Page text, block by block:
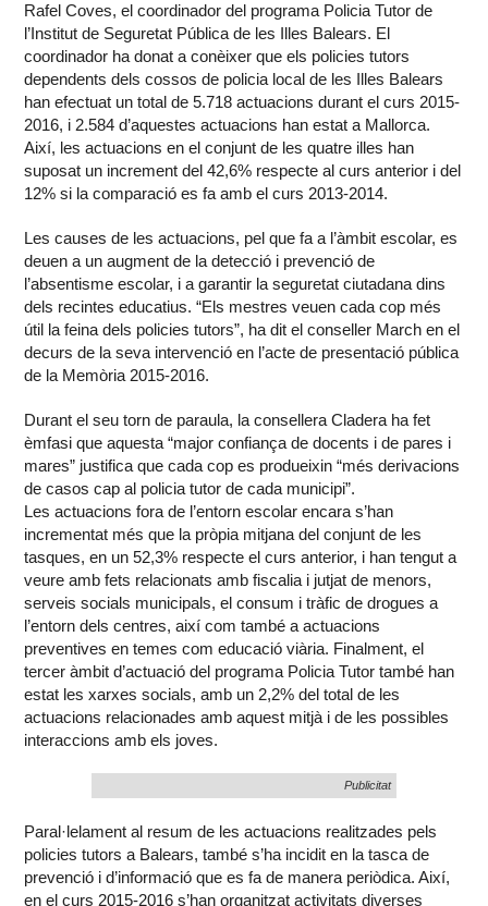
Rafel Coves, el coordinador del programa Policia Tutor de
l’Institut de Seguretat Pública de les Illes Balears. El
coordinador ha donat a conèixer que els policies tutors
dependents dels cossos de policia local de les Illes Balears
han efectuat un total de 5.718 actuacions durant el curs 2015-
2016, i 2.584 d’aquestes actuacions han estat a Mallorca.
Així, les actuacions en el conjunt de les quatre illes han
suposat un increment del 42,6% respecte al curs anterior i del
12% si la comparació es fa amb el curs 2013-2014.
Les causes de les actuacions, pel que fa a l’àmbit escolar, es
deuen a un augment de la detecció i prevenció de
l’absentisme escolar, i a garantir la seguretat ciutadana dins
dels recintes educatius. “Els mestres veuen cada cop més
útil la feina dels policies tutors”, ha dit el conseller March en el
decurs de la seva intervenció en l’acte de presentació pública
de la Memòria 2015-2016.
Durant el seu torn de paraula, la consellera Cladera ha fet
èmfasi que aquesta “major confiança de docents i de pares i
mares” justifica que cada cop es produeixin “més derivacions
de casos cap al policia tutor de cada municipi”.
Les actuacions fora de l’entorn escolar encara s’han
incrementat més que la pròpia mitjana del conjunt de les
tasques, en un 52,3% respecte el curs anterior, i han tengut a
veure amb fets relacionats amb fiscalia i jutjat de menors,
serveis socials municipals, el consum i tràfic de drogues a
l’entorn dels centres, així com també a actuacions
preventives en temes com educació viària. Finalment, el
tercer àmbit d’actuació del programa Policia Tutor també han
estat les xarxes socials, amb un 2,2% del total de les
actuacions relacionades amb aquest mitjà i de les possibles
interaccions amb els joves.
Publicitat
Paral·lelament al resum de les actuacions realitzades pels
policies tutors a Balears, també s’ha incidit en la tasca de
prevenció i d’informació que es fa de manera periòdica. Així,
en el curs 2015-2016 s’han organitzat activitats diverses